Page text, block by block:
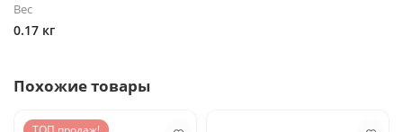
Вес
0.17 кг
Похожие товары